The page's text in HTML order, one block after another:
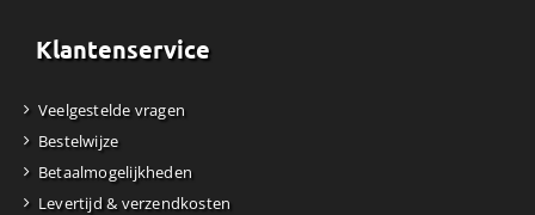
Klantenservice
Veelgestelde vragen
Bestelwijze
Betaalmogelijkheden
Levertijd & verzendkosten